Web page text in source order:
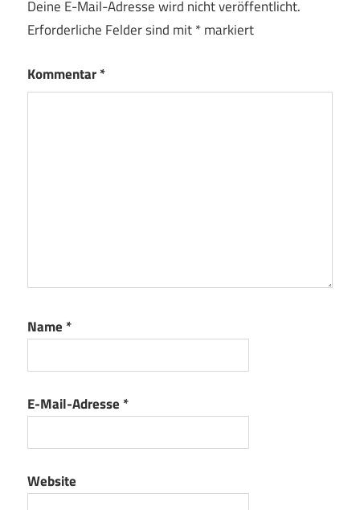
Deine E-Mail-Adresse wird nicht veröffentlicht.
Erforderliche Felder sind mit*markiert
Kommentar*
Name *
E-Mail-Adresse *
Website